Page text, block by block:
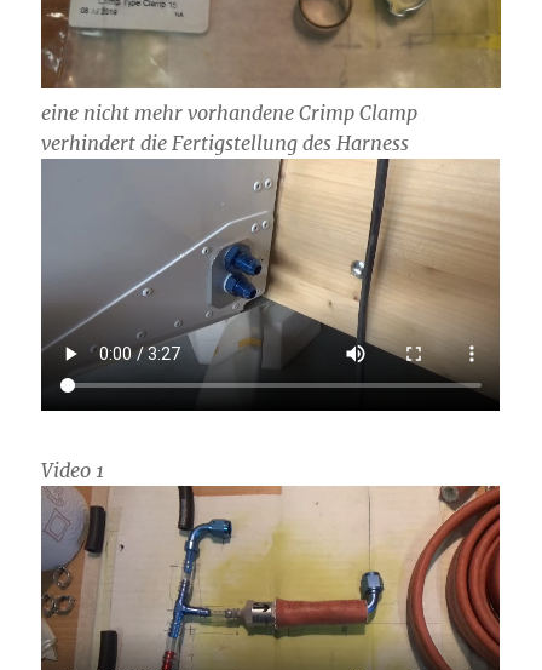
eine nicht mehr vorhandene Crimp Clamp
verhindert die Fertigstellung des Harness
Video 1